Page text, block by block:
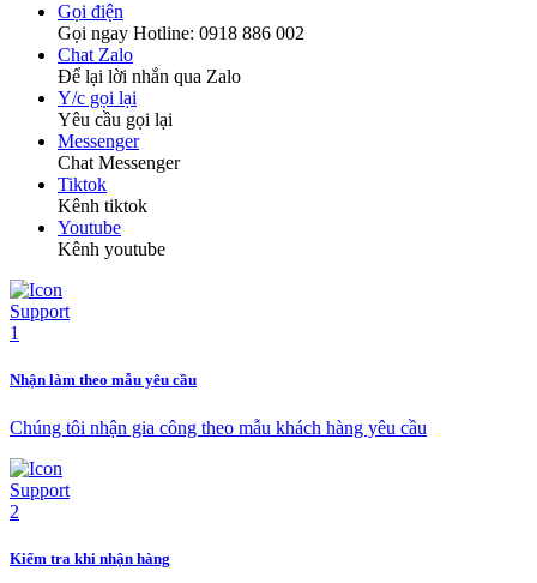
Gọi điện
Gọi ngay Hotline: 0918 886 002
Chat Zalo
Để lại lời nhắn qua Zalo
Y/c gọi lại
Yêu cầu gọi lại
Messenger
Chat Messenger
Tiktok
Kênh tiktok
Youtube
Kênh youtube
Nhận làm theo mẫu yêu cầu
Chúng tôi nhận gia công theo mẫu khách hàng yêu cầu
Kiểm tra khi nhận hàng